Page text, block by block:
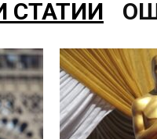
СТАТИИ